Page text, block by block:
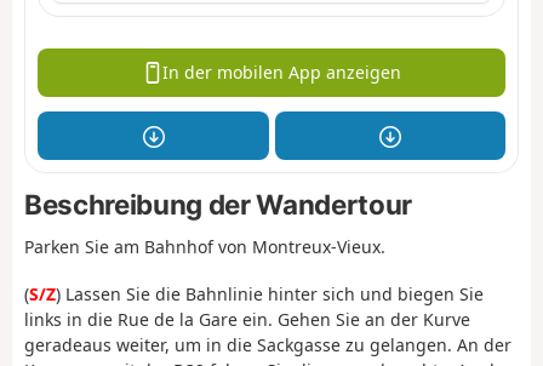
In der mobilen App anzeigen
Beschreibung der Wandertour
Parken Sie am Bahnhof von Montreux-Vieux.
(S/Z) Lassen Sie die Bahnlinie hinter sich und biegen Sie
links in die Rue de la Gare ein. Gehen Sie an der Kurve
geradeaus weiter, um in die Sackgasse zu gelangen. An der